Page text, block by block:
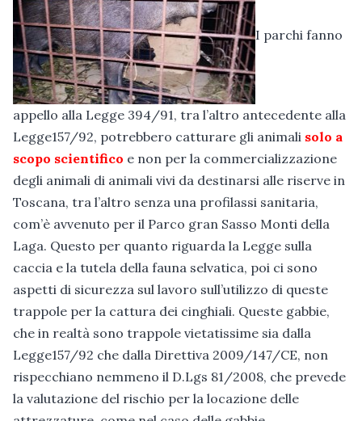
I parchi fanno
appello alla Legge 394/91, tra l’altro antecedente alla
Legge157/92, potrebbero catturare gli animali solo a
scopo scientifico e non per la commercializzazione
degli animali di animali vivi da destinarsi alle riserve in
Toscana, tra l’altro senza una profilassi sanitaria,
com’è avvenuto per il Parco gran Sasso Monti della
Laga. Questo per quanto riguarda la Legge sulla
caccia e la tutela della fauna selvatica, poi ci sono
aspetti di sicurezza sul lavoro sull’utilizzo di queste
trappole per la cattura dei cinghiali. Queste gabbie,
che in realtà sono trappole vietatissime sia dalla
Legge157/92 che dalla Direttiva 2009/147/CE, non
rispecchiano nemmeno il D.Lgs 81/2008, che prevede
la valutazione del rischio per la locazione delle